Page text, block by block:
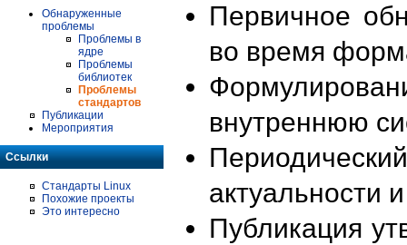
Обнаруженные
проблемы
Проблемы в
ядре
Проблемы
библиотек
Проблемы
стандартов
Публикации
Мероприятия
Ссылки
Стандарты Linux
Похожие проекты
Это интересно
Первичное
во время
внутреннюю
актуальности
Публикация